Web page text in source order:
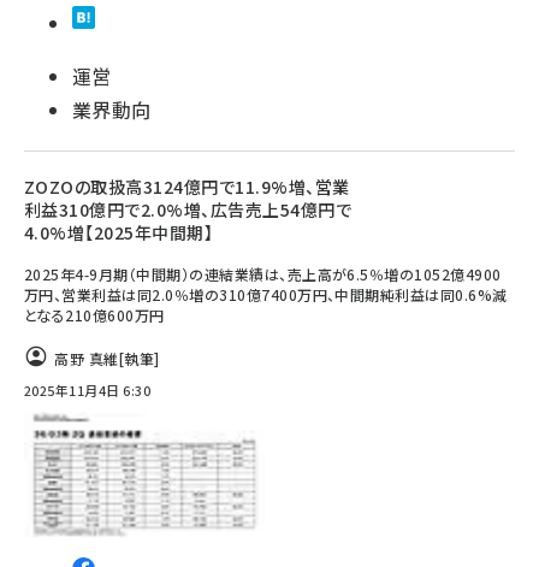
運営
業界動向
ZOZOの取扱高3124億円で11.9%増、営業
利益310億円で2.0%増、広告売上54億円で
4.0%増【2025年中間期】
2025年4-9月期（中間期）の連結業績は、売上高が6.5％増の1052億4900
万円、営業利益は同2.0％増の310億7400万円、中間期純利益は同0.6%減
となる210億600万円
高野 真維[執筆]
2025年11月4日 6:30